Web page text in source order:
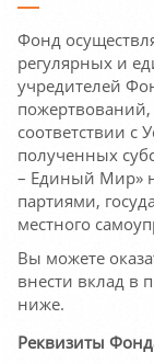
Фонд
регулярных и
учредителей
соответствии с
полученных
– Единый Мир»
партиями,
местного
Вы можете
внести вклад в
ниже.
Реквизиты